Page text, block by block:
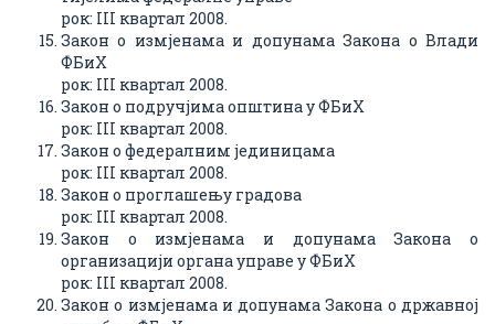
рок: III квартал 2008.
Закон о измјенама и допунама Закона о Влади
ФБиХ
рок: III квартал 2008.
Закон о подручјима општина у ФБиХ
рок: III квартал 2008.
Закон о федералним јединицама
рок: III квартал 2008.
Закон о проглашењу градова
рок: III квартал 2008.
Закон о измјенама и допунама Закона о
организацији органа управе у ФБиХ
рок: III квартал 2008.
Закон о измјенама и допунама Закона о државној